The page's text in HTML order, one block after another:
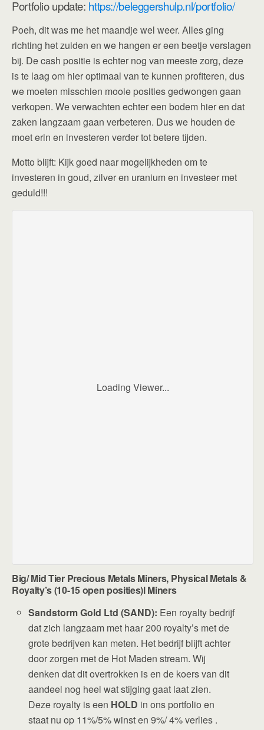
Portfolio update: https://beleggershulp.nl/portfolio/
Poeh, dit was me het maandje wel weer. Alles ging
richting het zuiden en we hangen er een beetje verslagen
bij. De cash positie is echter nog van meeste zorg, deze
is te laag om hier optimaal van te kunnen profiteren, dus
we moeten misschien mooie posities gedwongen gaan
verkopen. We verwachten echter een bodem hier en dat
zaken langzaam gaan verbeteren. Dus we houden de
moet erin en investeren verder tot betere tijden.
Motto blijft: Kijk goed naar mogelijkheden om te
investeren in goud, zilver en uranium en investeer met
geduld!!!
Loading Viewer...
Big/ Mid Tier Precious Metals Miners, Physical Metals &
Royalty’s (10-15 open posities)l Miners
Sandstorm Gold Ltd (SAND): Een royalty bedrijf
dat zich langzaam met haar 200 royalty’s met de
grote bedrijven kan meten. Het bedrijf blijft achter
door zorgen met de Hot Maden stream. Wij
denken dat dit overtrokken is en de koers van dit
aandeel nog heel wat stijging gaat laat zien.
Deze royalty is een HOLD in ons portfolio en
staat nu op 11%/5% winst en 9%/ 4% verlies .